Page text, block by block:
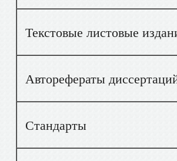
Текстовые листовые
Авторефераты
Стандарты